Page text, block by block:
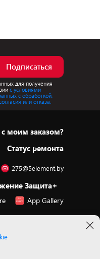
Подписаться
для получения
с условиями
с обработкой,
или отказа.
моим заказом?
Статус ремонта
275@5element.by
Защита+
App Gallery